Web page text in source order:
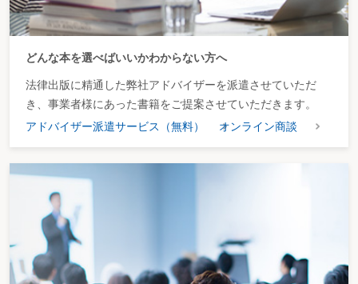
どんな本を選べばいいかわからない方へ
法律出版に精通した弊社アドバイザーを派遣させていただ
き、事業者様にあった書籍をご提案させていただきます。
アドバイザー派遣サービス（無料）
オンライン商談